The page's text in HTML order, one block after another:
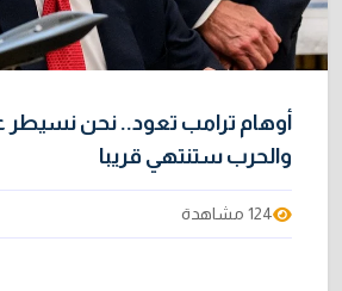
أوهام ترامب تعود.. نحن نسيطر
والحرب ستنتهي قريبا
124 مشاهدة